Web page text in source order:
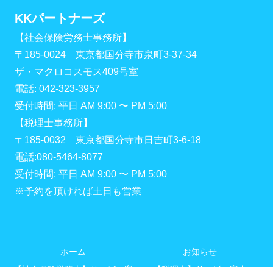
KKパートナーズ
【社会保険労務士事務所】
〒185-0024 東京都国分寺市泉町3-37-34
ザ・マクロコスモス409号室
電話: 042-323-3957
受付時間: 平日 AM 9:00 〜 PM 5:00
【税理士事務所】
〒185-0032 東京都国分寺市日吉町3-6-18
電話:080-5464-8077
受付時間: 平日 AM 9:00 〜 PM 5:00
※予約を頂ければ土日も営業
ホーム
お知らせ